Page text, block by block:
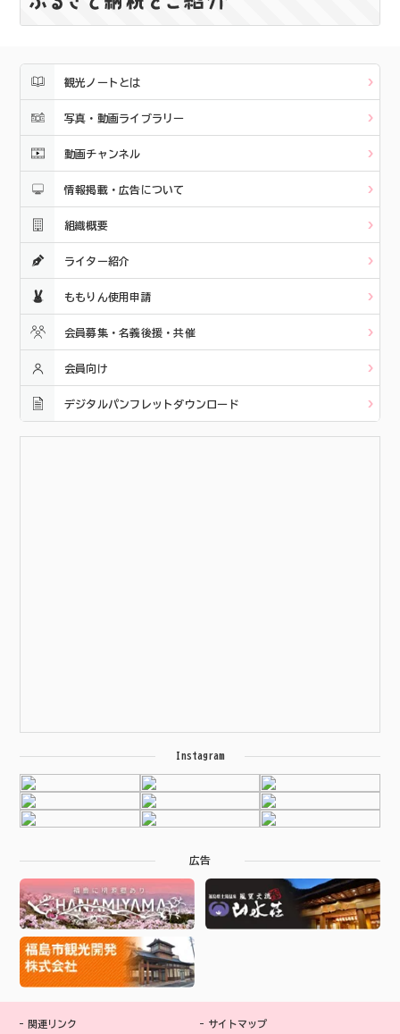
観光ノートとは
写真・動画ライブラリー
動画チャンネル
情報掲載・広告について
組織概要
ライター紹介
ももりん使用申請
会員募集・名義後援・共催
会員向け
デジタルパンフレットダウンロード
Instagram
広告
関連リンク サイトマップ